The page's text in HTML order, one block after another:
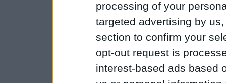
processing of your
targeted advertising by
section to confirm your
opt-out request is
interest-based ads based